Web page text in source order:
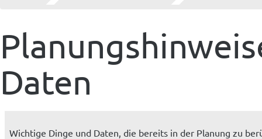
Daten
Wichtige Dinge und Daten, die bereits in der Planung zu